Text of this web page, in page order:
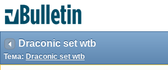
Draconic set wtb
Тема: Draconic set wtb